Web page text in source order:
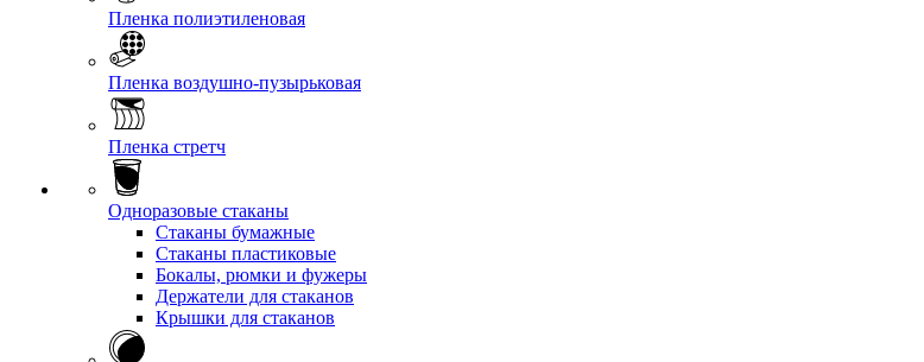
Пленка полиэтиленовая
Пленка воздушно-пузырьковая
Пленка стретч
Одноразовые стаканы
Стаканы бумажные
Стаканы пластиковые
Бокалы, рюмки и фужеры
Держатели для стаканов
Крышки для стаканов